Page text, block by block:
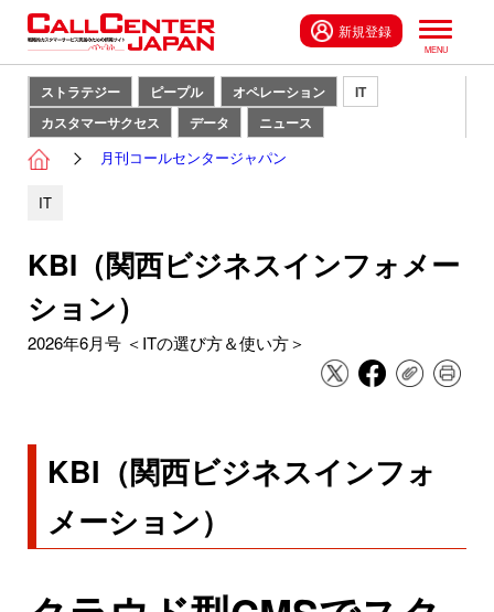
新規登録
ストラテジー ピープル オペレーション
IT
カスタマーサクセス
データ ニュース
月刊コールセンタージャパン
IT
KBI（関西ビジネスインフォメー
ション）
2026年6月号 ＜ITの選び方＆使い方＞
KBI（関西ビジネスインフォ
メーション）